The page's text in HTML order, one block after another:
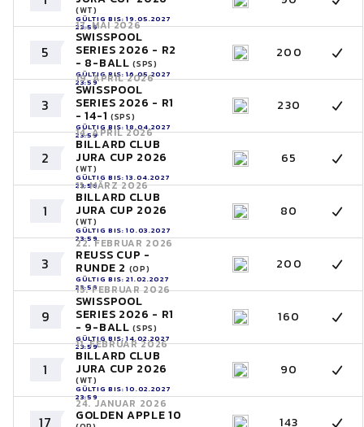
(WT)
GÜLTIG BIS: 19.05.2027
23:59
5
17. MAI 2026
SWISSPOOL
SERIES 2026 - R2
- 8-BALL(SPS)
GÜLTIG BIS: 16.05.2027
23:59
200
3
19. APRIL 2026
SWISSPOOL
SERIES 2026 - R1
- 14-1 (SPS)
GÜLTIG BIS: 18.04.2027
23:59
230
2
14. APRIL 2026
BILLARD CLUB
JURA CUP 2026
(WT)
GÜLTIG BIS: 13.04.2027
23:59
65
1
11. MÄRZ 2026
BILLARD CLUB
JURA CUP 2026
(WT)
GÜLTIG BIS: 10.03.2027
23:59
80
3
22. FEBRUAR 2026
REUSS CUP -
RUNDE 2 (OP)
GÜLTIG BIS: 21.02.2027
23:59
200
9
15. FEBRUAR 2026
SWISSPOOL
SERIES 2026 - R1
- 9-BALL(SPS)
GÜLTIG BIS: 14.02.2027
23:59
160
1
11. FEBRUAR 2026
BILLARD CLUB
JURA CUP 2026
(WT)
GÜLTIG BIS: 10.02.2027
23:59
90
17
24. JANUAR 2026
GOLDEN APPLE 10 143